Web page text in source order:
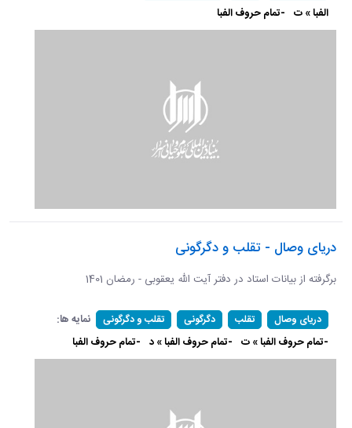
الفبا » ت -تمام حروف الفبا
دریای وصال - تقلب و دگرگونی
برگرفته از بیانات استاد در دفتر آیت الله یعقوبی - رمضان 1401
دریای وصال تقلب دگرگونی تقلب و دگرگونی
نمایه ها:
-تمام حروف الفبا » ت -تمام حروف الفبا » د -تمام حروف الفبا